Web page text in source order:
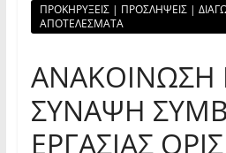
ΠΡΟΚΗΡΥΞΕΙΣ | ΠΡΟΣΛΗΨΕΙΣ |
ΑΠΟΤΕΛΕΣΜΑΤΑ
ΑΝΑΚΟΙΝΩΣΗ
ΣΥΝΑΨΗ
ΕΡΓΑΣΙΑΣ